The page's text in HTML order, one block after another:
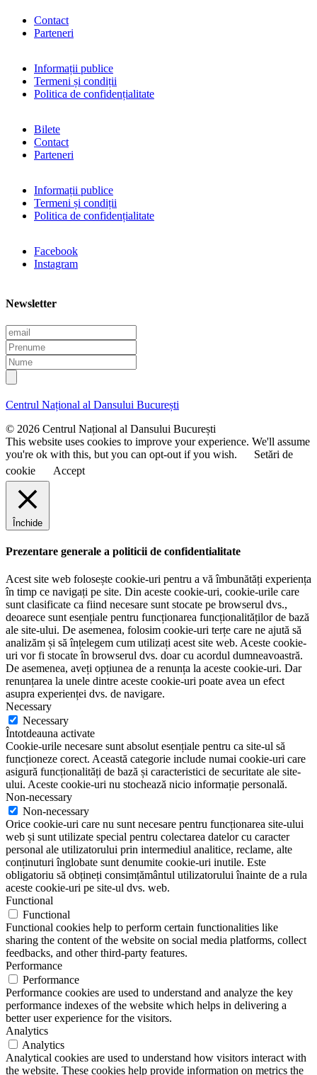
Contact
Parteneri
Informații publice
Termeni și condiții
Politica de confidențialitate
Bilete
Contact
Parteneri
Informații publice
Termeni și condiții
Politica de confidențialitate
Facebook
Instagram
Newsletter
E
m
a
i
l
P
r
e
n
m
N
u
m
e
Centrul Național al Dansului București
© 2026 Centrul Național al Dansului București
This website uses cookies to improve your experience. We'll assume
you're ok with this, but you can opt-out if you wish.
Setări de
cookie
Accept
Închide
Prezentare generale a politicii de confidentialitate
Acest site web folosește cookie-uri pentru a vă îmbunătăți experiența
în timp ce navigați pe site. Din aceste cookie-uri, cookie-urile care
sunt clasificate ca fiind necesare sunt stocate pe browserul dvs.,
deoarece sunt esențiale pentru funcționarea funcționalităților de bază
ale site-ului. De asemenea, folosim cookie-uri terțe care ne ajută să
analizăm și să înțelegem cum utilizați acest site web. Aceste cookie-
uri vor fi stocate în browserul dvs. doar cu acordul dumneavoastră.
De asemenea, aveți opțiunea de a renunța la aceste cookie-uri. Dar
renunțarea la unele dintre aceste cookie-uri poate avea un efect
asupra experienței dvs. de navigare.
Necessary
Necessary
Întotdeauna activate
Cookie-urile necesare sunt absolut esențiale pentru ca site-ul să
funcționeze corect. Această categorie include numai cookie-uri care
asigură funcționalități de bază și caracteristici de securitate ale site-
ului. Aceste cookie-uri nu stochează nicio informație personală.
Non-necessary
Non-necessary
Orice cookie-uri care nu sunt necesare pentru funcționarea site-ului
web și sunt utilizate special pentru colectarea datelor cu caracter
personal ale utilizatorului prin intermediul analitice, reclame, alte
conținuturi înglobate sunt denumite cookie-uri inutile. Este
obligatoriu să obțineți consimțământul utilizatorului înainte de a rula
aceste cookie-uri pe site-ul dvs. web.
Functional
Functional
Functional cookies help to perform certain functionalities like
sharing the content of the website on social media platforms, collect
feedbacks, and other third-party features.
Performance
Performance
Performance cookies are used to understand and analyze the key
performance indexes of the website which helps in delivering a
better user experience for the visitors.
Analytics
Analytics
Analytical cookies are used to understand how visitors interact with
the website. These cookies help provide information on metrics the